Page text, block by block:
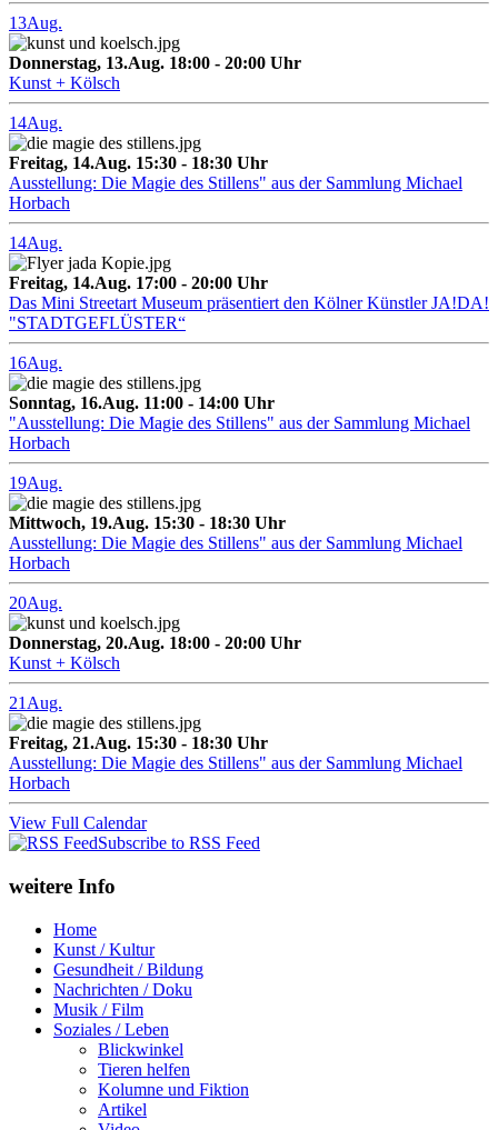
13Aug.
Donnerstag, 13.Aug. 18:00 - 20:00 Uhr
Kunst + Kölsch
14Aug.
Freitag, 14.Aug. 15:30 - 18:30 Uhr
Ausstellung: Die Magie des Stillens" aus der Sammlung Michael
Horbach
14Aug.
Freitag, 14.Aug. 17:00 - 20:00 Uhr
Das Mini Streetart Museum präsentiert den Kölner Künstler JA!DA!
"STADTGEFLÜSTER“
16Aug.
Sonntag, 16.Aug. 11:00 - 14:00 Uhr
"Ausstellung: Die Magie des Stillens" aus der Sammlung Michael
Horbach
19Aug.
Mittwoch, 19.Aug. 15:30 - 18:30 Uhr
Ausstellung: Die Magie des Stillens" aus der Sammlung Michael
Horbach
20Aug.
Donnerstag, 20.Aug. 18:00 - 20:00 Uhr
Kunst + Kölsch
21 Aug.
Freitag, 21.Aug. 15:30 - 18:30 Uhr
Ausstellung: Die Magie des Stillens" aus der Sammlung Michael
Horbach
View Full Calendar
Subscribe to RSS Feed
weitere Info
Home
Kunst / Kultur
Gesundheit / Bildung
Nachrichten / Doku
Musik / Film
Soziales / Leben
Blickwinkel
Tieren helfen
Kolumne und Fiktion
Artikel